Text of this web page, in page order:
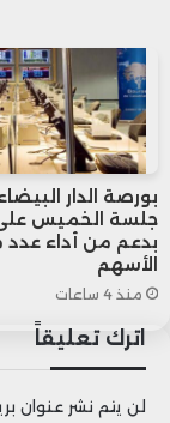
بورصة الدار
جلسة الخميس على
بدعم من أداء
الأسهم
منذ 4 ساعات
اترك تعليقاً
لن يتم نشر عنوان